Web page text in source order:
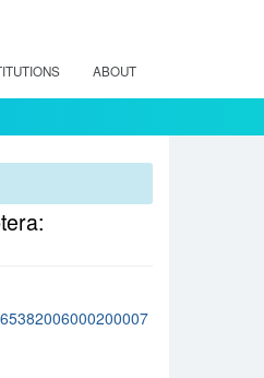
ABOUT